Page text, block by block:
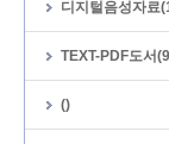
디지털음성자료
TEXT-PDF도서
()